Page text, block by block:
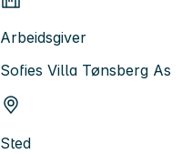
Arbeidsgiver
Sofies Villa Tønsberg As
Sted